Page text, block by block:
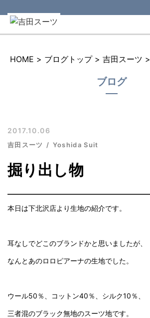
HOME > ブログトップ > 吉田スーツ >
ブログ
2017.10.06
吉田スーツ Yoshida Suit
掘り出し物
本日は下北沢店より生地の紹介です。
耳なしでどこのブランドかと思いましたが、
なんとあのロロピアーナの生地でした。
ウール50％、コットン40％、シルク10％、
三者混のブラック無地のスーツ地です。